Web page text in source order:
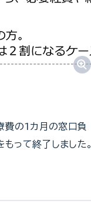
費の1カ月の窓口負
って終了しました。